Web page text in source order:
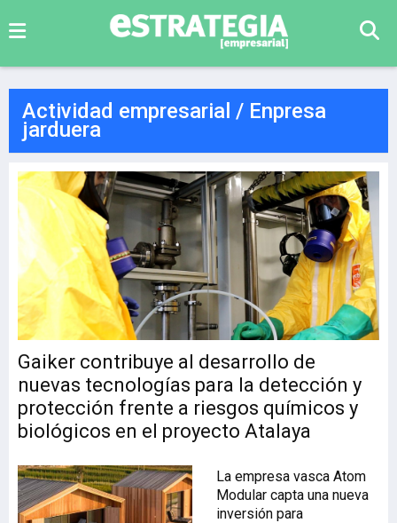
Actividad empresarial / Enpresa
jarduera
Gaiker contribuye al desarrollo de
nuevas tecnologías para la detección y
protección frente a riesgos químicos y
biológicos en el proyecto Atalaya
La empresa vasca Atom
Modular capta una nueva
inversión para